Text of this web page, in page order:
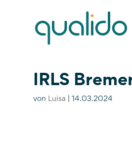
IRLS
von Luisa |14.03.2024